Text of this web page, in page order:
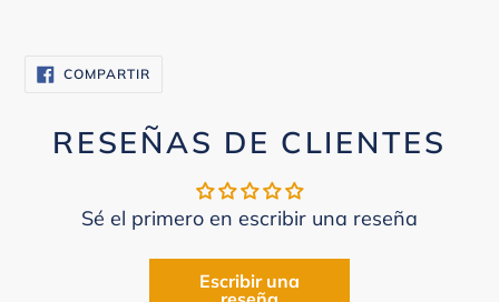
COMPARTIRCOMPARTIR
EN
RESEÑAS DE CLIENTES
Sé el primero en escribir una reseña
Escribir una